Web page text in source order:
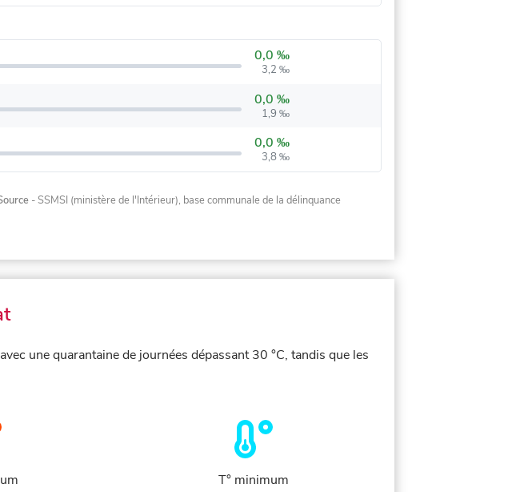
0,0 ‰
3,2 ‰
0,0 ‰
1,9 ‰
0,0 ‰
3,8 ‰
- SSMSI (ministère de l'Intérieur), base communale de la délinquance
une quarantaine de journées dépassant 30 °C, tandis que les
T° minimum